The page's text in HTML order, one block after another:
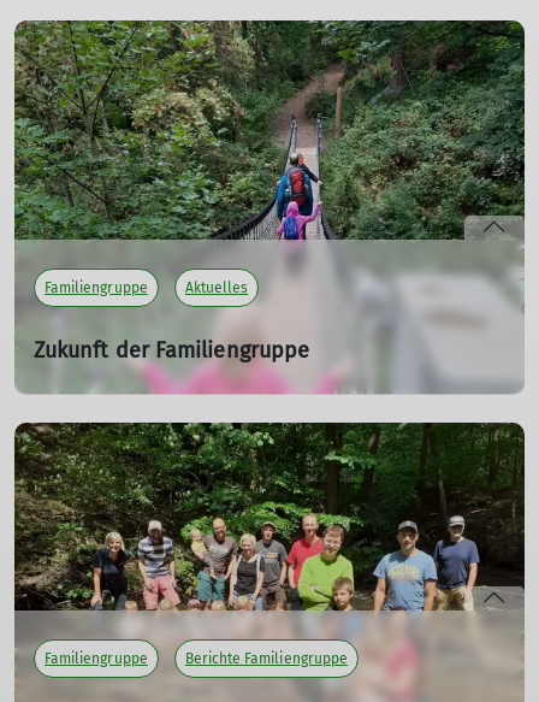
mehr erfahren
Familiengruppe Aktuelles
Zukunft der Familiengruppe
... weiter geht's.
mehr erfahren
Familiengruppe Berichte Familiengruppe